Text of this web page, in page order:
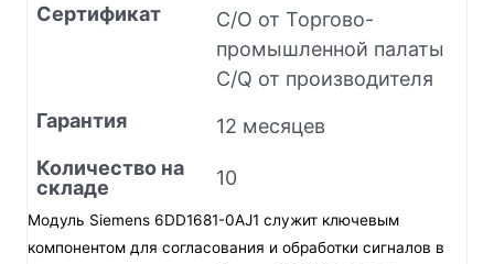
Сертификат
C/O от Торгово-
промышленной палаты
C/Q от производителя
Гарантия
12 месяцев
Количество на
складе
10
Модуль Siemens 6DD1681-0AJ1 служит ключевым
компонентом для согласования и обработки сигналов в